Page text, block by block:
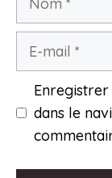
dans le